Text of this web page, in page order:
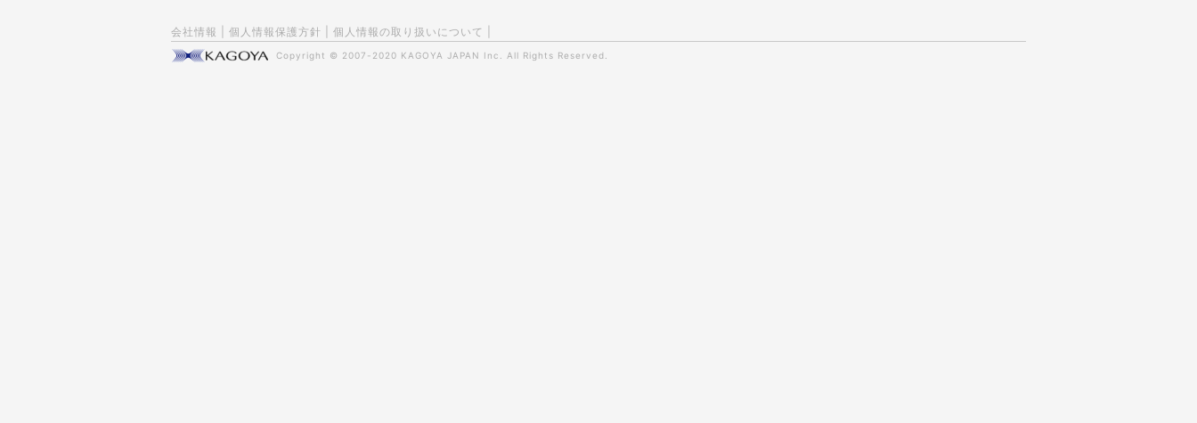
会社情報 個人情報保護方針 個人情報の取り扱いについて
Copyright © 2007-2020 KAGOYA JAPAN Inc. All Rights Reserved.